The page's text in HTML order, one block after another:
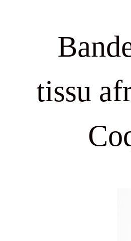
tissu